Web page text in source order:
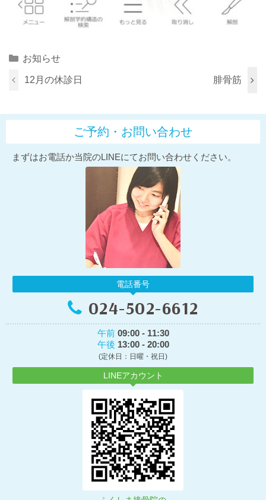
Categories
お知らせ
12月の休診日 腓骨筋
ご予約・お問い合わせ
まずはお電話か当院のLINEにてお問い合わせください。
電話番号
024-502-6612
午前 09:00 - 11:30
午後 13:00 - 20:00
(定休日：日曜・祝日)
LINEアカウント